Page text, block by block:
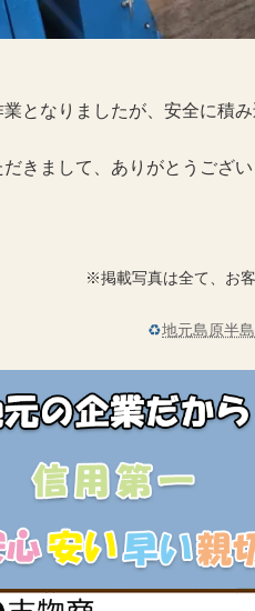
となりましたが、安全に積
きまして、ありがとうござい
※掲載写真は全て、お
♻地元島原半